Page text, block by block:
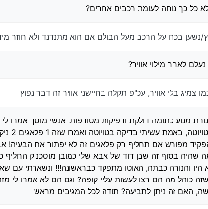
כל כך נוחה לעומת רכבים אחרים?
נשען בכח על הרכב מעל הבולם אם הוא מתנדנד ולא חוזר
לאחר מילוי אוויר?
צמיג בלי אוויר, עכ"פ תקלה בחיישני אוויר זה דבר נפוץ
מנוע כתומה דולקת ודפיקות מטורפות, אנשי מוסך אמרו
ואמר לי הפקיד מפורש אם תחליף רק פלאגים זה לא יפתור את
מה שהיה בסוף זה שבן דוד של אבא שלי כמובן מוסכניק
והנורה כבתה, האוטו מתפקד כבראשונה!!! ונשארתי עם
כוהל מה הם רצו לעשות עליי קופה? וגם הם לא אמרו לי
האם זה ניתן לתביעה? תודה לכל המגיבים מראש